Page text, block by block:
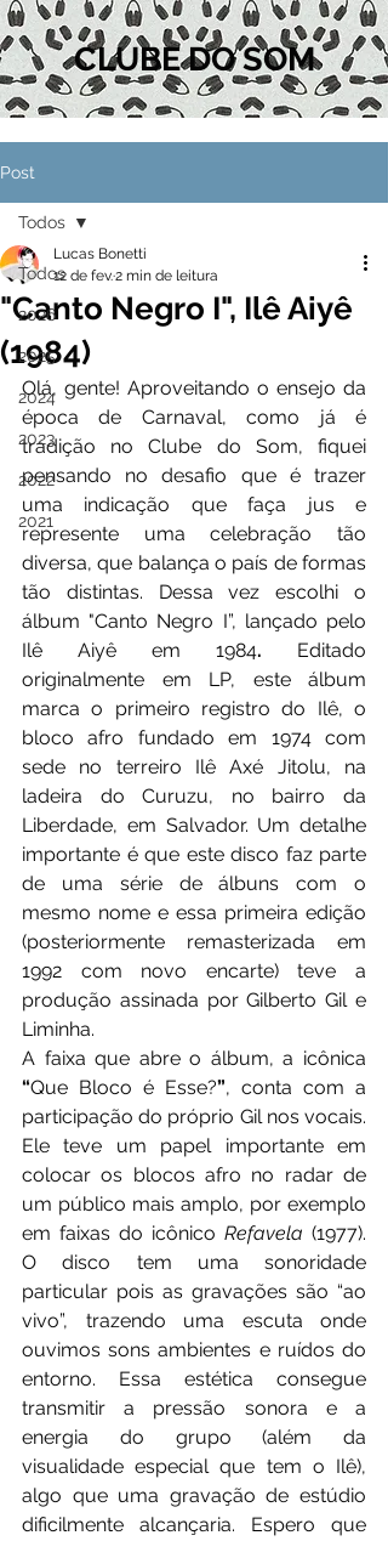
CLUBE DO SOM
Post
Todos
2026
2025
2024
2023
2022
2021
Todos
"Canto Negro I", Ilê Aiyê
(1984)
Lucas Bonetti
12 de fev.2 min de leitura
Olá, gente! Aproveitando o ensejo da
época de Carnaval, como já é
tradição no Clube do Som, fiquei
pensando no desafio que é trazer
uma indicação que faça jus e
represente uma celebração tão
diversa, que balança o país de formas
tão distintas. Dessa vez escolhi o
álbum "Canto Negro I”, lançado pelo
Ilê Aiyê
em 1984. Editado
originalmente em LP, este álbum
marca o primeiro registro do Ilê, o
bloco afro fundado em 1974 com
sede no terreiro Ilê Axé Jitolu, na
ladeira do Curuzu, no bairro da
Liberdade, em Salvador. Um detalhe
importante é que este disco faz parte
de uma série de álbuns com o
mesmo nome e essa primeira edição
(posteriormente remasterizada em
1992 com novo encarte) teve a
produção assinada por Gilberto Gil e
Liminha.
“Que Bloco é Esse?”, conta com a
participação do próprio Gil nos vocais.
Ele teve um papel importante em
colocar os blocos afro no radar de
um público mais amplo, por exemplo
em faixas do icônico Refavela (1977).
O disco tem uma sonoridade
particular pois as gravações são “ao
vivo”, trazendo uma escuta onde
ouvimos sons ambientes e ruídos do
entorno. Essa estética consegue
transmitir a pressão sonora e a
energia do grupo (além da
visualidade especial que tem o Ilê),
algo que uma gravação de estúdio
dificilmente alcançaria. Espero que